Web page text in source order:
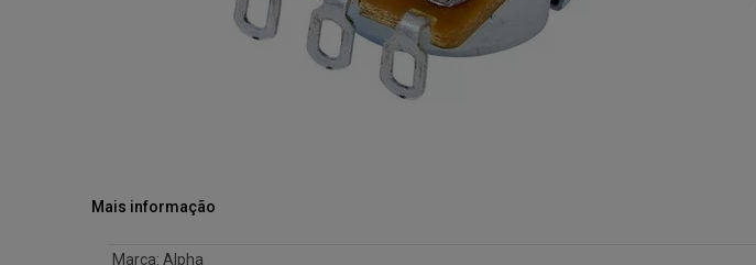
Mais informação
Marca: Alpha